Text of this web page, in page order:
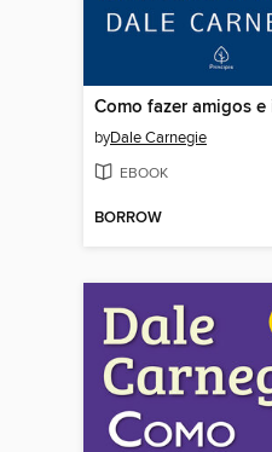
byDale Carnegie
EBOOK
BORROW